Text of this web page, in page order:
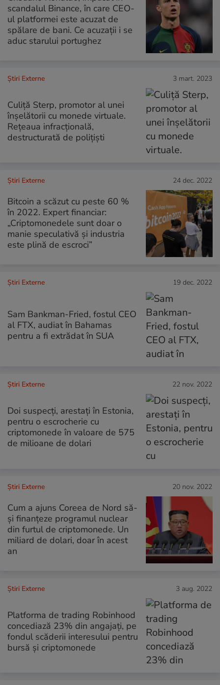
scandalul Binance, în care CEO-
ul platformei este acuzat de
spălare de bani. Ce acuzații i se
aduc starului portughez
Știri Externe 3 mart. 2023
Culiță Sterp, promotor al unei
înșelătorii cu monede virtuale.
Rețeaua infracțională,
destructurată de polițiști
Știri Externe 24 dec. 2022
Bitcoin a scăzut cu peste 60 %
în 2022. Expert financiar:
„Criptomonedele sunt doar o
manie speculativă şi industria
este plină de escroci”
Știri Externe 19 dec. 2022
Sam Bankman-Fried, fostul CEO
al FTX, audiat în Bahamas
pentru a fi extrădat în SUA
Știri Externe 22 nov. 2022
Doi suspecţi, arestaţi în Estonia,
pentru o escrocherie cu
criptomonede în valoare de 575
de milioane de dolari
Știri Externe 20 nov. 2022
Cum a ajuns Coreea de Nord să-
și finanțeze programul nuclear
din furtul de criptomonede. Un
miliard de dolari, doar în acest
an
Știri Externe 3 aug. 2022
Platforma de trading Robinhood
concediază 23% din angajați, pe
fondul scăderii interesului pentru
bursă și criptomonede